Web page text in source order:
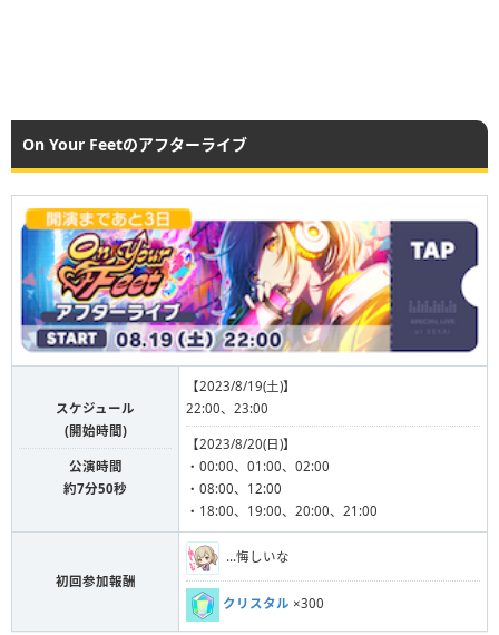
On Your Feetのアフターライブ
スケジュール
(開始時間)
公演時間
約7分50秒
【2023/8/19(土)】
22:00、23:00
【2023/8/20(日)】
・00:00、01:00、02:00
・08:00、12:00
・18:00、19:00、20:00、21:00
初回参加報酬
…悔しいな
クリスタル ×300